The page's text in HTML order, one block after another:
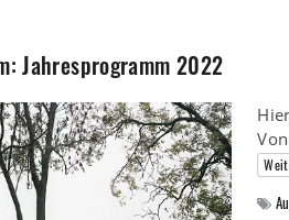
Jahresprogramm 2022